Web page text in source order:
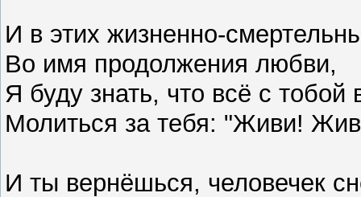
И в этих жизненно-
Во имя продолжения любви,
Я буду знать, что всё с тобой
Молиться за тебя: "Живи!
И ты вернёшься, человечек